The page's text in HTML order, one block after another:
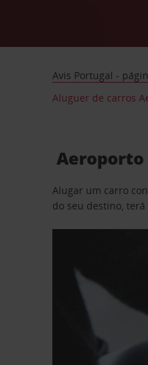
Avis Portugal -
Aluguer de carros
Aeroporto
Alugar um carro
do seu destino,